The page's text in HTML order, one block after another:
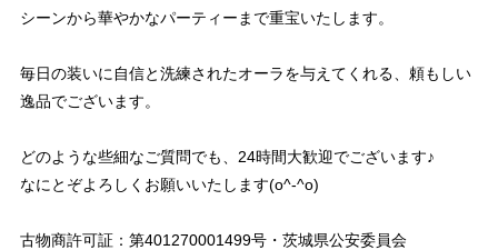
シーンから華やかなパーティーまで重宝いたします。
毎日の装いに自信と洗練されたオーラを与えてくれる、頼もしい
逸品でございます。
どのような些細なご質問でも、24時間大歓迎でございます♪
なにとぞよろしくお願いいたします(o^-^o)
古物商許可証：第401270001499号・茨城県公安委員会